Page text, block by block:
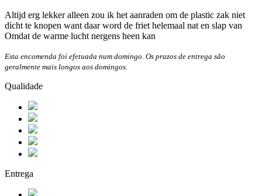
Altijd erg lekker alleen zou ik het aanraden om de plastic zak niet
dicht te knopen want daar word de friet helemaal nat en slap van
Omdat de warme lucht nergens heen kan
Esta encomenda foi efetuada num domingo. Os prazos de entrega são
geralmente mais longos aos domingos.
Qualidade
Entrega